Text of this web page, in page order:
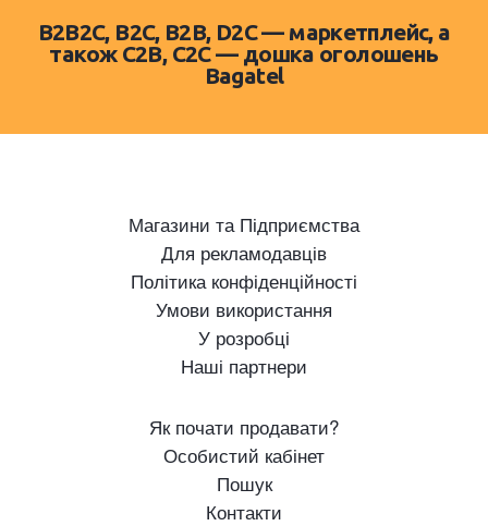
B2B2C, B2C, B2B, D2C — маркетплейс, а
також C2B, C2C — дошка оголошень
Bagatel
Магазини та Підприємства
Для рекламодавців
Політика конфіденційності
Умови використання
У розробці
Наші партнери
Як почати продавати?
Особистий кабінет
Пошук
Контакти